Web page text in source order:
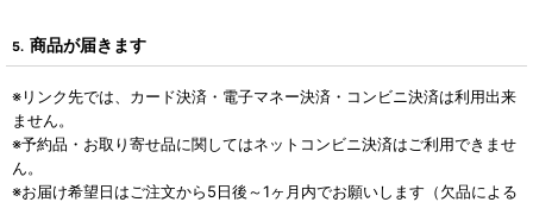
5. 商品が届きます
※リンク先では、カード決済・電子マネー決済・コンビニ決済は利用出来
ません。
※予約品・お取り寄せ品に関してはネットコンビニ決済はご利用できませ
ん。
※お届け希望日はご注文から5日後～1ヶ月内でお願いします（欠品による